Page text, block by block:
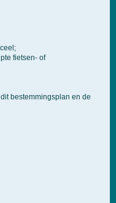
fietsen- of
bestemmingsplan en de